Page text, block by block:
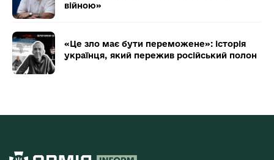
війною»
«Це зло має бути переможене»: історія
українця, який пережив російський полон